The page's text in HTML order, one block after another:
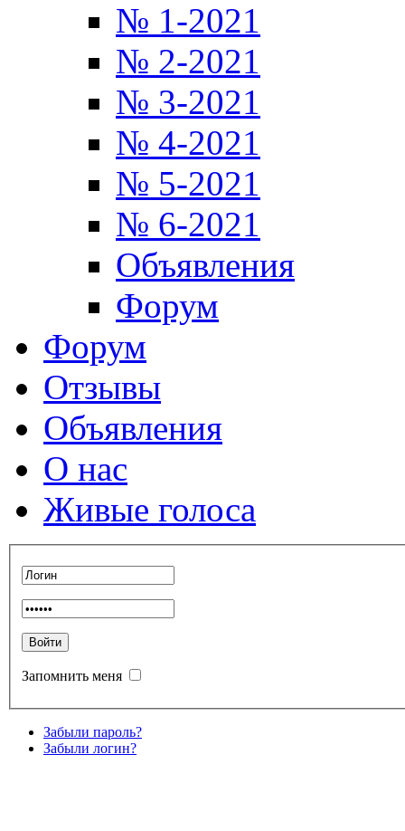
№ 1-2021
№ 2-2021
№ 3-2021
№ 4-2021
№ 5-2021
№ 6-2021
Объявления
Форум
Форум
Отзывы
Объявления
О нас
Живые голоса
Запомнить меня
Забыли пароль?
Забыли логин?